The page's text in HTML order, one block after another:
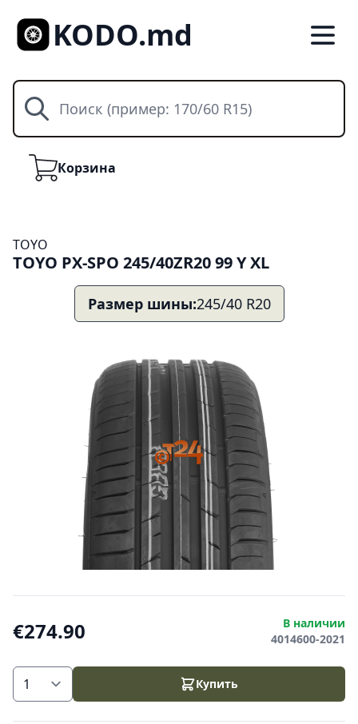
KODO.md
Поиск
КорзинаКорзина
TOYO
TOYO PX-SPO 245/40ZR20 99 Y XL
Размер шины:245/40 R20
€274.90
В наличии
4014600-2021
Купить